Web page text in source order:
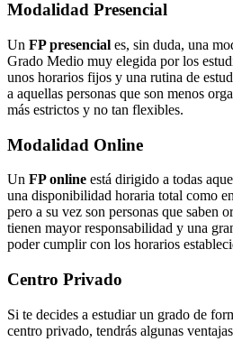
Modalidad Presencial
Un FP presencial es, sin duda, una
Grado Medio muy elegida por los
unos horarios fijos y una rutina de
a aquellas personas que son menos
más estrictos y no tan flexibles.
Modalidad Online
Un FP online está dirigido a todas
una disponibilidad horaria total como
pero a su vez son personas que saben
tienen mayor responsabilidad y una
poder cumplir con los horarios
Centro Privado
Si te decides a estudiar un grado de
centro privado, tendrás algunas